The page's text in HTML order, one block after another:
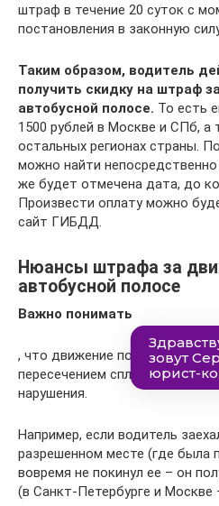
штраф в течение 20 суток с
постановления в законную
Таким образом, водитель
получить скидку на штраф
автобусной полосе. То есть
1500 рублей в Москве и СПб, а
остальных регионах страны.
можно найти
же будет отмечена дата, до
Произвести оплату можно
сайт ГИБДД.
Нюансы штрафа за
автобусной полосе
Важно понимать
, что движение по автобусной
пересечением сплошной линии
нарушения.
Например, если водитель
разрешенном месте (где была
вовремя не покинул ее – он
(в Санкт-Петербурге и Москве